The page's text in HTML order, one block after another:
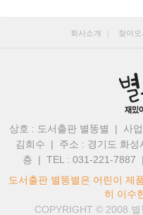
회사소개 찾아오
상호 : 도서출판 별똥별 | 사
김희수 | 주소 : 경기도 화
층 | TEL : 031-221-7887
도서출판 별똥별은 어린이 제
히 이수
COPYRIGHT © 2008 별